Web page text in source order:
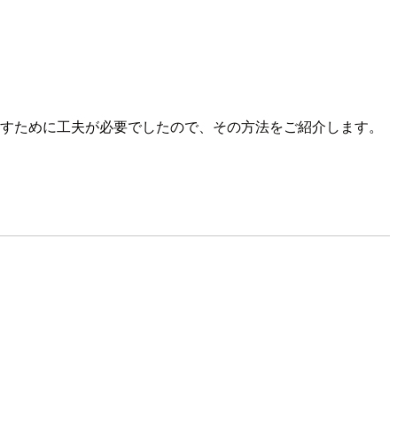
めに工夫が必要でしたので、その方法をご紹介します。